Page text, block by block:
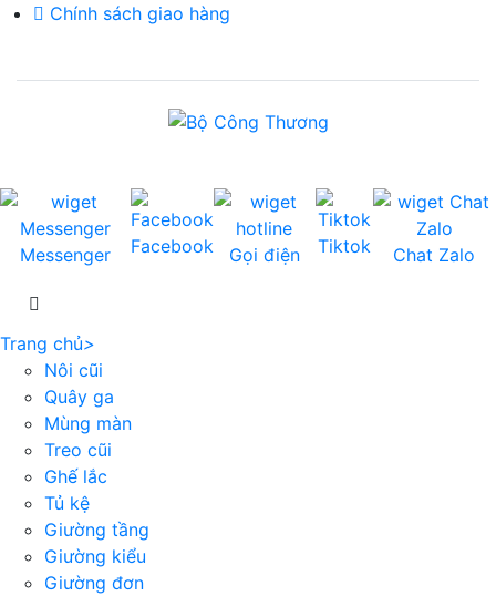
Chính sách giao hàng
Messenger Facebook Gọi điện Tiktok Chat Zalo
Trang chủ>
Nôi cũi
Quây ga
Mùng màn
Treo cũi
Ghế lắc
Tủ kệ
Giường tầng
Giường kiểu
Giường đơn